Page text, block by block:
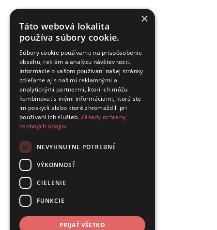
×
Táto webová lokalita
používa súbory cookie.
Súbory cookie používame na prispôsobenie
obsahu, reklám a analýzu návštevnosti.
Informácie o vašom používaní našej stránky
zdieľame aj s našimi reklamnými a
analytickými partnermi, ktorí ich môžu
kombinovať s inými informáciami, ktoré ste
im poskytli alebo ktoré zhromaždili pri
používaní ich služieb. Zásady ochrany
osobných údajov
NEVYHNUTNE POTREBNÉ
VÝKONNOSŤ
CIELENIE
FUNKCIE
PRIJAŤ VŠETKO